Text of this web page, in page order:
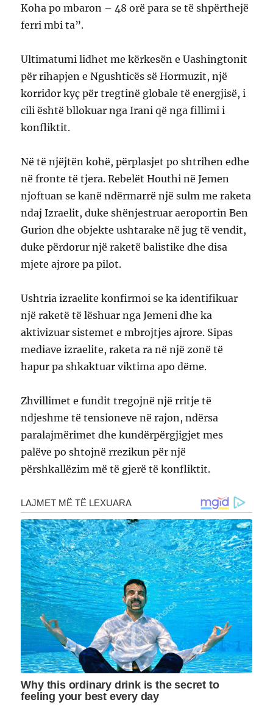
Koha po mbaron – 48 orë para se të shpërthejë
ferri mbi ta”.
Ultimatumi lidhet me kërkesën e Uashingtonit
për rihapjen e Ngushticës së Hormuzit, një
korridor kyç për tregtinë globale të energjisë, i
cili është bllokuar nga Irani që nga fillimi i
konfliktit.
Në të njëjtën kohë, përplasjet po shtrihen edhe
në fronte të tjera. Rebelët Houthi në Jemen
njoftuan se kanë ndërmarrë një sulm me raketa
ndaj Izraelit, duke shënjestruar aeroportin Ben
Gurion dhe objekte ushtarake në jug të vendit,
duke përdorur një raketë balistike dhe disa
mjete ajrore pa pilot.
Ushtria izraelite konfirmoi se ka identifikuar
një raketë të lëshuar nga Jemeni dhe ka
aktivizuar sistemet e mbrojtjes ajrore. Sipas
mediave izraelite, raketa ra në një zonë të
hapur pa shkaktuar viktima apo dëme.
Zhvillimet e fundit tregojnë një rritje të
ndjeshme të tensioneve në rajon, ndërsa
paralajmërimet dhe kundërpërgjigjet mes
palëve po shtojnë rrezikun për një
përshkallëzim më të gjerë të konfliktit.